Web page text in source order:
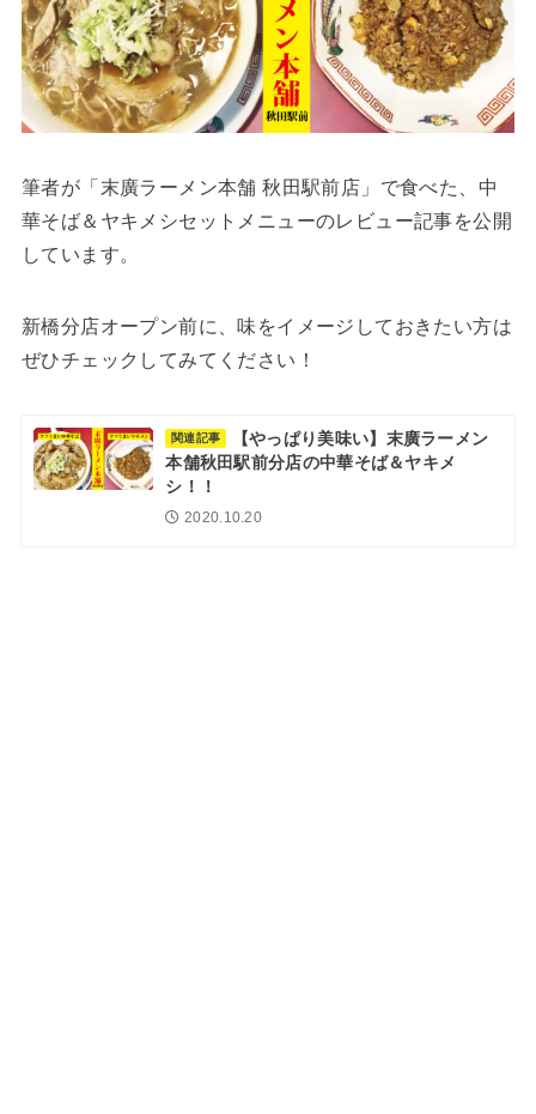
筆者が「末廣ラーメン本舗 秋田駅前店」で食べた、中
華そば＆ヤキメシセットメニューのレビュー記事を公開
しています。
新橋分店オープン前に、味をイメージしておきたい方は
ぜひチェックしてみてください！
関連記事
【やっぱり美味い】末廣ラーメン
本舗秋田駅前分店の中華そば＆ヤキメ
シ！！
2020.10.20